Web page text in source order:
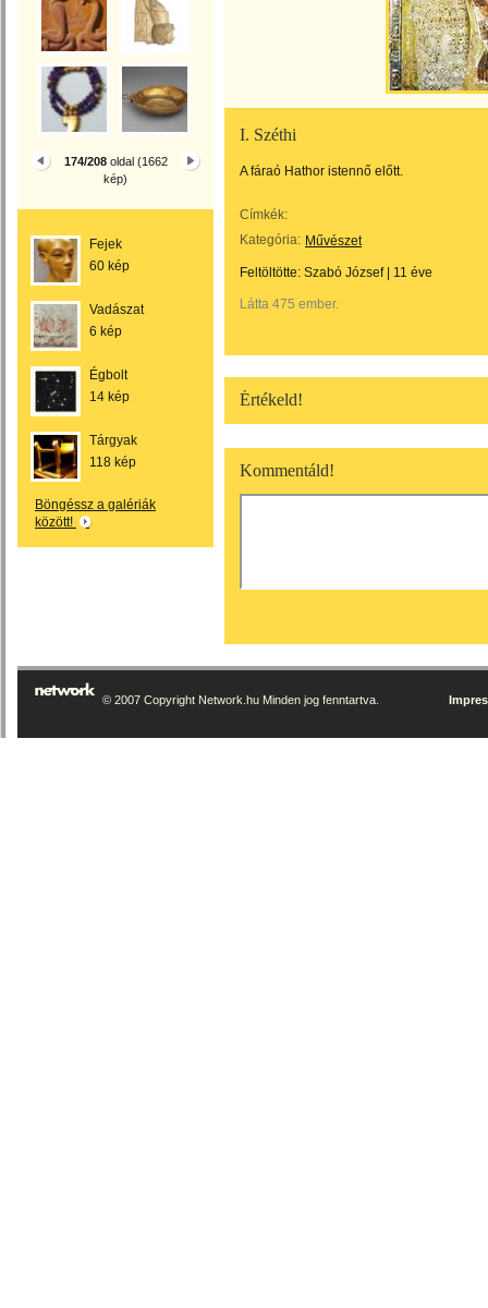
174/208oldal (1662
kép)
Fejek
60 kép
Vadászat
6 kép
Égbolt
14 kép
Tárgyak
118 kép
Böngéssz a galériák
között!
I. Széthi
A fáraó Hathor istennő előtt.
Címkék:
Kategória: Művészet
Feltöltötte: Szabó József| 11 éve
Látta 475 ember.
Értékeld!
Kommentáld!
© 2007 Copyright Network.hu Minden jog fenntartva.